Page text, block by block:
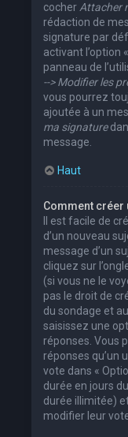
cocherAttacher
rédaction de
signature par
activant l’option
panneau de
--> Modifier les
vous pourrez
ajoutée à un
ma signature
message.
Haut
Comment créer
Il est facile de
d’un nouveau
message d’un
cliquez sur
(si vous ne le
pas le droit de
du sondage et
saisissez une
réponses. Vous
réponses qu’un
vote dans «
durée en jours
durée illimitée)
modifier leur